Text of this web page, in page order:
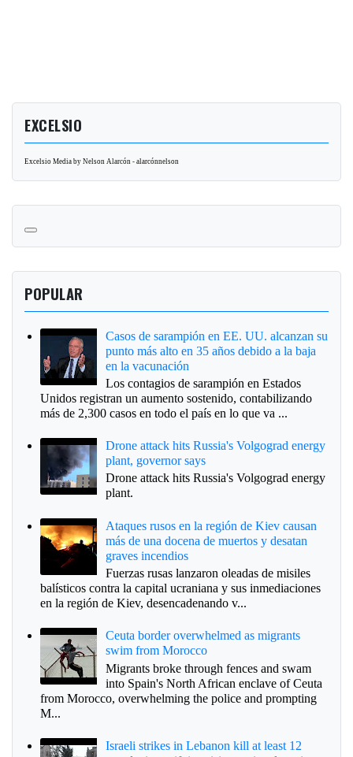
EXCELSIO
Excelsio Media by Nelson Alarcón - alarcónnelson
POPULAR
Casos de sarampión en EE. UU. alcanzan su
punto más alto en 35 años debido a la baja
en la vacunación
Los contagios de sarampión en Estados
Unidos registran un aumento sostenido, contabilizando
más de 2,300 casos en todo el país en lo que va ...
Drone attack hits Russia's Volgograd energy
plant, governor says
Drone attack hits Russia's Volgograd energy
plant.
Ataques rusos en la región de Kiev causan
más de una docena de muertos y desatan
graves incendios
Fuerzas rusas lanzaron oleadas de misiles
balísticos contra la capital ucraniana y sus inmediaciones
en la región de Kiev, desencadenando v...
Ceuta border overwhelmed as migrants
swim from Morocco
Migrants broke through fences and swam
into Spain's North African enclave of Ceuta
from Morocco, overwhelming the police and prompting
M...
Israeli strikes in Lebanon kill at least 12